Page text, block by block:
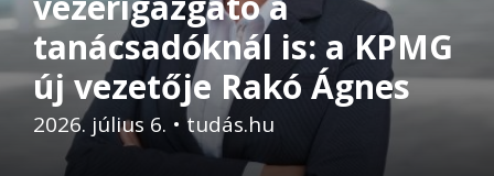
tanácsadóknál is: a KPMG
új vezetője Rakó Ágnes
2026. július 6. • tudás.hu